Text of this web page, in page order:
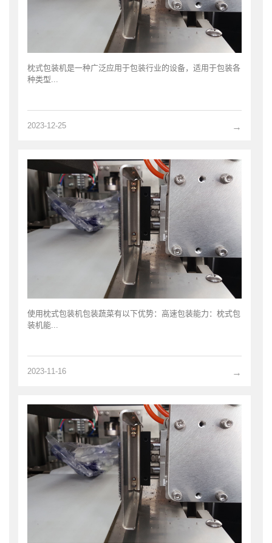
枕式包装机是一种广泛应用于包装行业的设备，适用于包装各
种类型...
→
2023-12-25
使用枕式包装机包装蔬菜有以下优势：高速包装能力：枕式包
装机能...
→
2023-11-16